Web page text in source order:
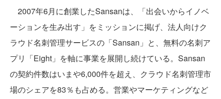
2007年6月に創業したSansanは、「出会いからイノベ
ーションを生み出す」をミッションに掲げ、法人向けク
ラウド名刺管理サービスの「Sansan」と、無料の名刺ア
プリ「Eight」を軸に事業を展開し続けている。Sansan
の契約件数はいまや6,000件を超え、クラウド名刺管理市
場のシェアを83％も占める。営業やマーケティングなど